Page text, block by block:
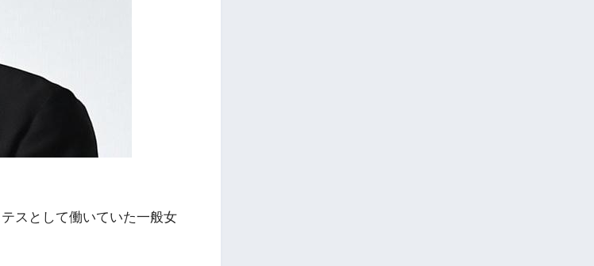
スとして働いていた一般女